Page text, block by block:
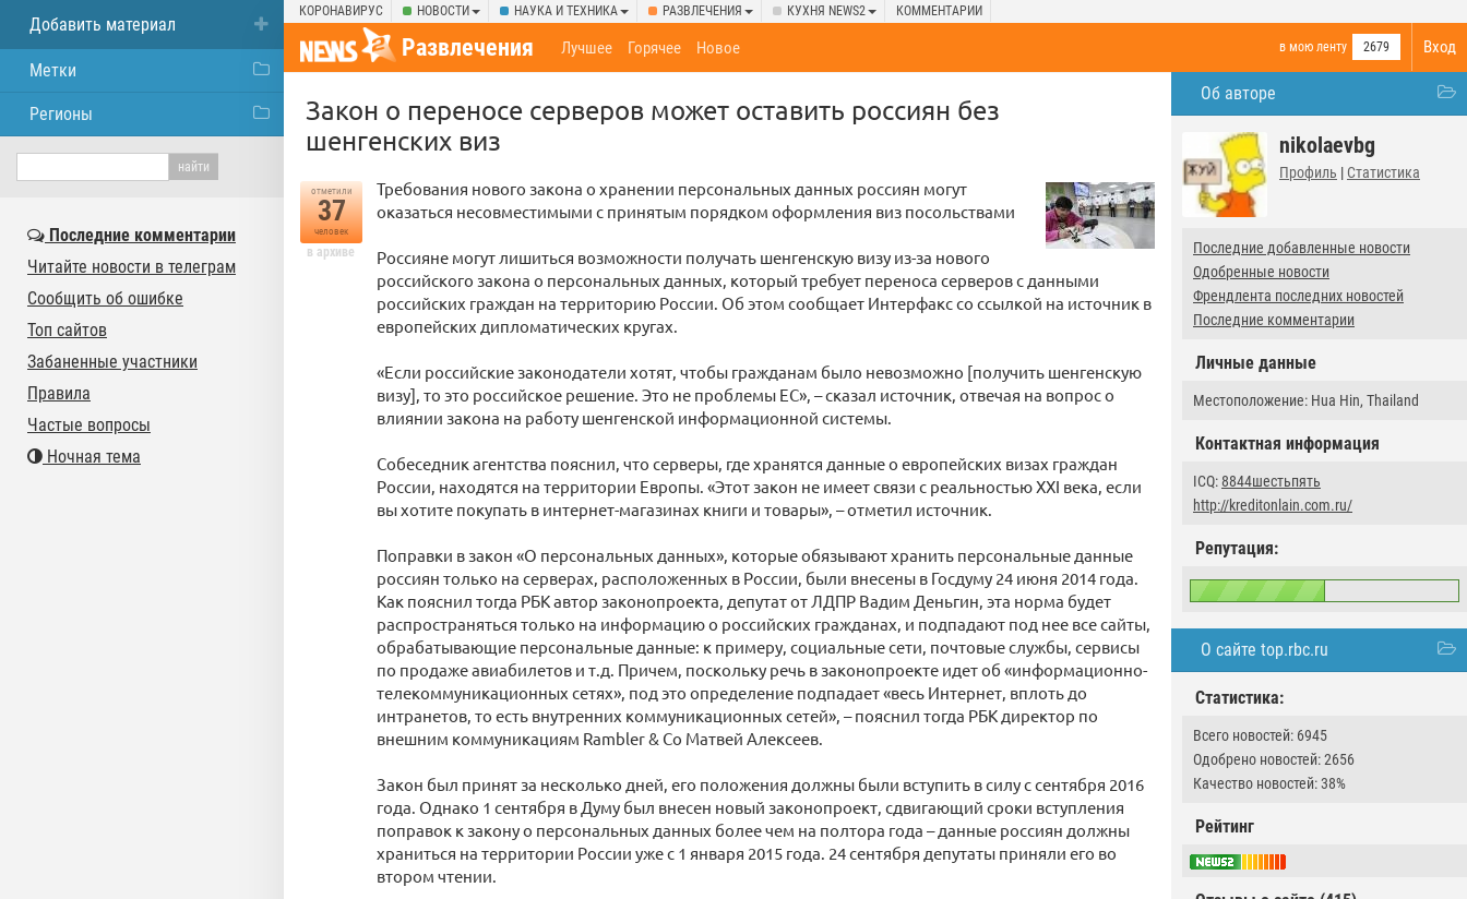
КОРОНАВИРУС НОВОСТИ НАУКА И ТЕХНИКА РАЗВЛЕЧЕНИЯ КУХНЯ NEWS2 КОММЕНТАРИИ
Вход
Развлечения в мою ленту 2679
Лучшее Горячее Новое
Об авторе
nikolaevbg
Профиль | Статистика
Последние добавленные новости
Одобренные новости
Френдлента последних новостей
Последние комментарии
Личные данные
Местоположение: Hua Hin, Thailand
Контактная информация
ICQ: 8844шестьпять
http://kreditonlain.com.ru/
Репутация:
О сайте top.rbc.ru
Статистика:
Всего новостей: 6945
Одобрено новостей: 2656
Качество новостей: 38%
Рейтинг
Закон о переносе серверов может оставить россиян без
шенгенских виз
отметили
37
человек
в архиве
Требования нового закона о хранении персональных данных россиян могут
оказаться несовместимыми с принятым порядком оформления виз посольствами
Россияне могут лишиться возможности получать шенгенскую визу из-за нового
российского закона о персональных данных, который требует переноса серверов с данными
российских граждан на территорию России. Об этом сообщает Интерфакс со ссылкой на источник в
европейских дипломатических кругах.
«Если российские законодатели хотят, чтобы гражданам было невозможно [получить шенгенскую
визу], то это российское решение. Это не проблемы ЕС», – сказал источник, отвечая на вопрос о
влиянии закона на работу шенгенской информационной системы.
Собеседник агентства пояснил, что серверы, где хранятся данные о европейских визах граждан
России, находятся на территории Европы. «Этот закон не имеет связи с реальностью XXI века, если
вы хотите покупать в интернет-магазинах книги и товары», – отметил источник.
Поправки в закон «О персональных данных», которые обязывают хранить персональные данные
россиян только на серверах, расположенных в России, были внесены в Госдуму 24 июня 2014 года.
Как пояснил тогда РБК автор законопроекта, депутат от ЛДПР Вадим Деньгин, эта норма будет
распространяться только на информацию о российских гражданах, и подпадают под нее все сайты,
обрабатывающие персональные данные: к примеру, социальные сети, почтовые службы, сервисы
по продаже авиабилетов и т.д. Причем, поскольку речь в законопроекте идет об «информационно-
телекоммуникационных сетях», под это определение подпадает «весь Интернет, вплоть до
интранетов, то есть внутренних коммуникационных сетей», – пояснил тогда РБК директор по
внешним коммуникациям Rambler & Co Матвей Алексеев.
Закон был принят за несколько дней, его положения должны были вступить в силу с сентября 2016
года. Однако 1 сентября в Думу был внесен новый законопроект, сдвигающий сроки вступления
поправок к закону о персональных данных более чем на полтора года – данные россиян должны
храниться на территории России уже с 1 января 2015 года. 24 сентября депутаты приняли его во
втором чтении.
Добавить материал
Метки
Регионы
Последние комментарии
Читайте новости в телеграм
Сообщить об ошибке
Топ сайтов
Забаненные участники
Правила
Частые вопросы
Ночная тема